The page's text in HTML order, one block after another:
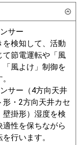
P63L7SGNC
PLZ-
ZRMP63SL4
PLZ-
ZRMP63SL3
PLZ-
ZRMP63SLZ
PLZ-
ZRMP63SLY
PLZ-
サー
を検知して、活動
て節電運転や「風
「風よけ」制御を
サー（4方向天井
形・2方向天井カセ
壁掛形）湿度を検
適性を保ちながら
行います。